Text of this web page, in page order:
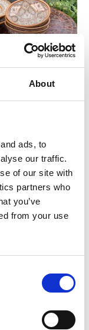
About
ads, to
our traffic.
of our site with
partners who
you’ve
from your use
men
jungfruolivolja
i Toscana och
märks att
största